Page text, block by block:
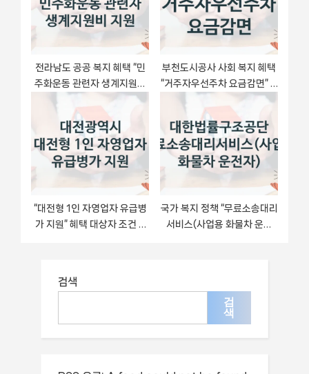
전라남도 공공 복지 혜택 “민
주화운동 관련자 생계지원비
지원” – 신청 요건과 제출 서
부천도시공사 사회 복지 혜택
“거주자우선주차 요금감면” –
접수 방법 및 지원 한도
“대전형 1인 자영업자 유급병
가 지원” 혜택 대상자 조건 –
국가 복지 정책 “무료소송대리
서비스(사업용 화물차 운전
검색
검
색